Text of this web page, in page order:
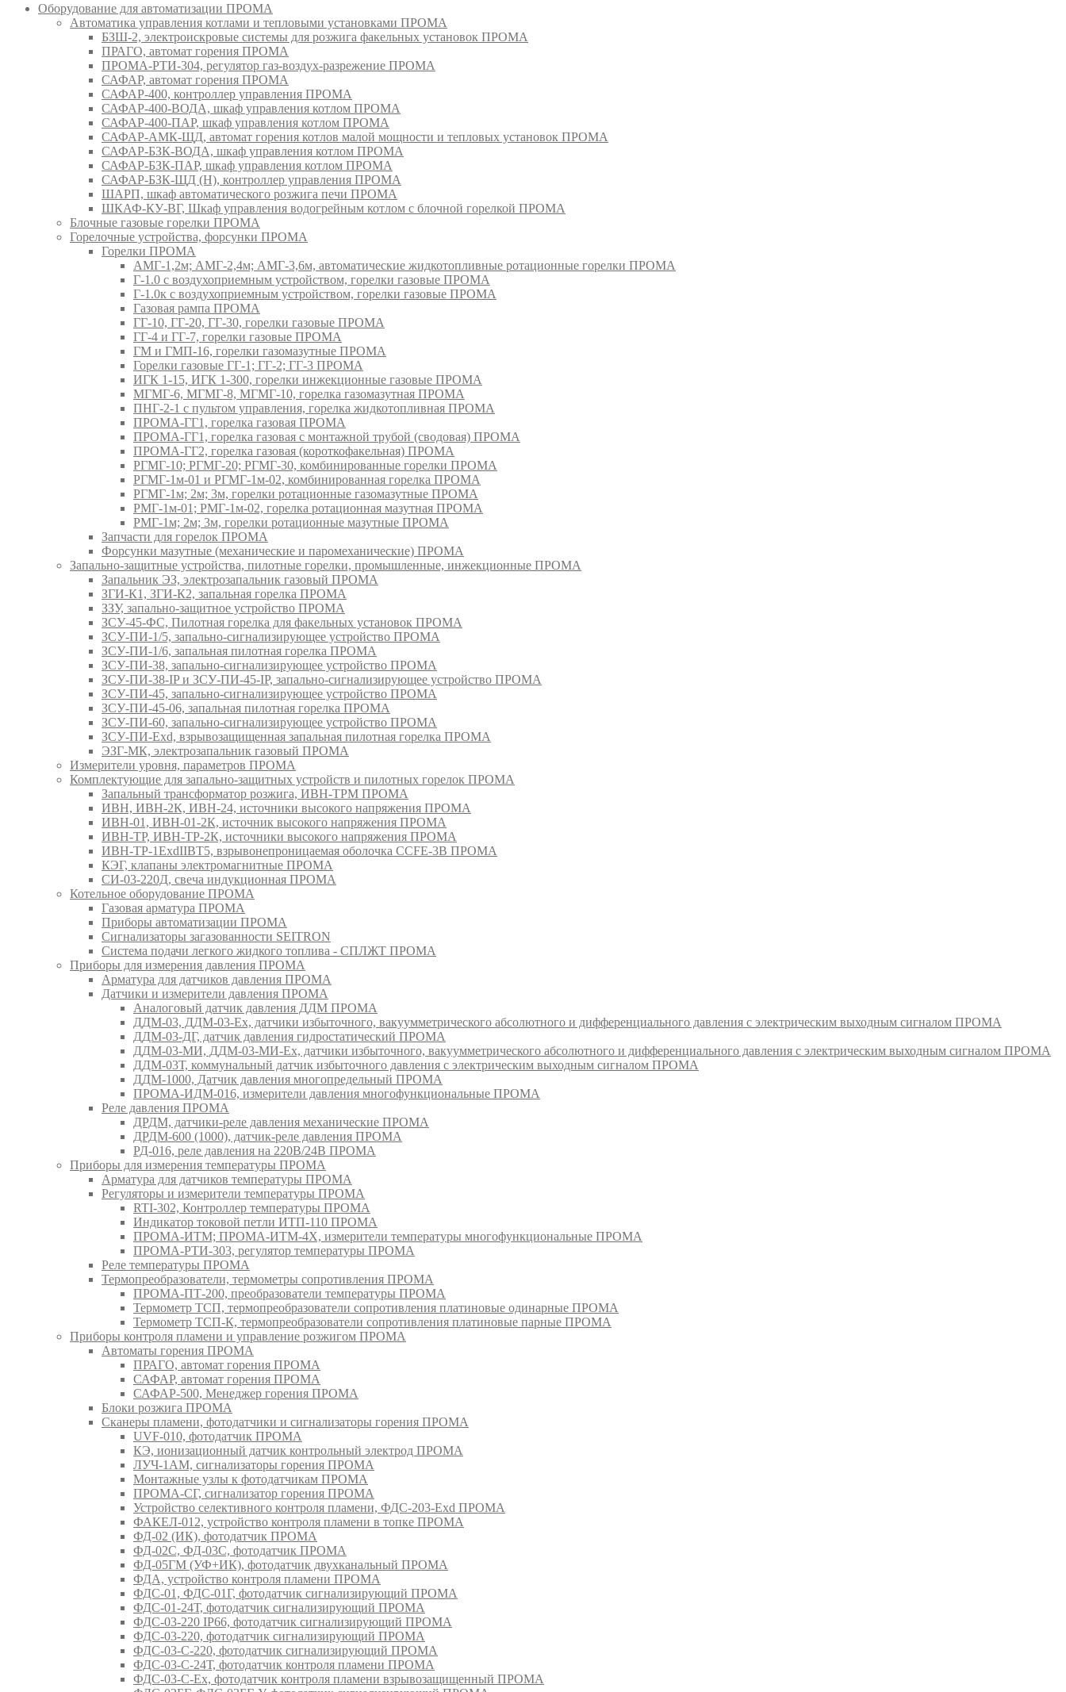
Оборудование для автоматизации ПРОМА
Автоматика управления котлами и тепловыми установками ПРОМА
БЗШ-2, электроискровые системы для розжига факельных установок ПРОМА
ПРАГО, автомат горения ПРОМА
ПРОМА-РТИ-304, регулятор газ-воздух-разрежение ПРОМА
САФАР, автомат горения ПРОМА
САФАР-400, контроллер управления ПРОМА
САФАР-400-ВОДА, шкаф управления котлом ПРОМА
САФАР-400-ПАР, шкаф управления котлом ПРОМА
САФАР-АМК-ЩД, автомат горения котлов малой мощности и тепловых установок ПРОМА
САФАР-БЗК-ВОДА, шкаф управления котлом ПРОМА
САФАР-БЗК-ПАР, шкаф управления котлом ПРОМА
САФАР-БЗК-ЩД (Н), контроллер управления ПРОМА
ШАРП, шкаф автоматического розжига печи ПРОМА
ШКАФ-КУ-ВГ, Шкаф управления водогрейным котлом с блочной горелкой ПРОМА
Блочные газовые горелки ПРОМА
Горелочные устройства, форсунки ПРОМА
Горелки ПРОМА
АМГ-1,2м; АМГ-2,4м; АМГ-3,6м, автоматические жидкотопливные ротационные горелки ПРОМА
Г-1.0 с воздухоприемным устройством, горелки газовые ПРОМА
Г-1.0к с воздухоприемным устройством, горелки газовые ПРОМА
Газовая рампа ПРОМА
ГГ-10, ГГ-20, ГГ-30, горелки газовые ПРОМА
ГГ-4 и ГГ-7, горелки газовые ПРОМА
ГМ и ГМП-16, горелки газомазутные ПРОМА
Горелки газовые ГГ-1; ГГ-2; ГГ-3 ПРОМА
ИГК 1-15, ИГК 1-300, горелки инжекционные газовые ПРОМА
МГМГ-6, МГМГ-8, МГМГ-10, горелка газомазутная ПРОМА
ПНГ-2-1 с пультом управления, горелка жидкотопливная ПРОМА
ПРОМА-ГГ1, горелка газовая ПРОМА
ПРОМА-ГГ1, горелка газовая с монтажной трубой (сводовая) ПРОМА
ПРОМА-ГГ2, горелка газовая (короткофакельная) ПРОМА
РГМГ-10; РГМГ-20; РГМГ-30, комбинированные горелки ПРОМА
РГМГ-1м-01 и РГМГ-1м-02, комбинированная горелка ПРОМА
РГМГ-1м; 2м; 3м, горелки ротационные газомазутные ПРОМА
РМГ-1м-01; РМГ-1м-02, горелка ротационная мазутная ПРОМА
РМГ-1м; 2м; 3м, горелки ротационные мазутные ПРОМА
Запчасти для горелок ПРОМА
Форсунки мазутные (механические и паромеханические) ПРОМА
Запально-защитные устройства, пилотные горелки, промышленные, инжекционные ПРОМА
Запальник ЭЗ, электрозапальник газовый ПРОМА
ЗГИ-К1, ЗГИ-К2, запальная горелка ПРОМА
ЗЗУ, запально-защитное устройство ПРОМА
ЗСУ-45-ФС, Пилотная горелка для факельных установок ПРОМА
ЗСУ-ПИ-1/5, запально-сигнализирующее устройство ПРОМА
ЗСУ-ПИ-1/6, запальная пилотная горелка ПРОМА
ЗСУ-ПИ-38, запально-сигнализирующее устройство ПРОМА
ЗСУ-ПИ-38-IP и ЗСУ-ПИ-45-IP, запально-сигнализирующее устройство ПРОМА
ЗСУ-ПИ-45, запально-сигнализирующее устройство ПРОМА
ЗСУ-ПИ-45-06, запальная пилотная горелка ПРОМА
ЗСУ-ПИ-60, запально-сигнализирующее устройство ПРОМА
ЗСУ-ПИ-Exd, взрывозащищенная запальная пилотная горелка ПРОМА
ЭЗГ-МК, электрозапальник газовый ПРОМА
Измерители уровня, параметров ПРОМА
Комплектующие для запально-защитных устройств и пилотных горелок ПРОМА
Запальный трансформатор розжига, ИВН-ТРМ ПРОМА
ИВН, ИВН-2К, ИВН-24, источники высокого напряжения ПРОМА
ИВН-01, ИВН-01-2К, источник высокого напряжения ПРОМА
ИВН-ТР, ИВН-ТР-2К, источники высокого напряжения ПРОМА
ИВН-ТР-1ExdIIBT5, взрывонепроницаемая оболочка CCFE-3B ПРОМА
КЭГ, клапаны электромагнитные ПРОМА
СИ-03-220Д, свеча индукционная ПРОМА
Котельное оборудование ПРОМА
Газовая арматура ПРОМА
Приборы автоматизации ПРОМА
Сигнализаторы загазованности SEITRON
Система подачи легкого жидкого топлива - СПЛЖТ ПРОМА
Приборы для измерения давления ПРОМА
Арматура для датчиков давления ПРОМА
Датчики и измерители давления ПРОМА
Аналоговый датчик давления ДДМ ПРОМА
ДДМ-03, ДДМ-03-Ех, датчики избыточного, вакуумметрического абсолютного и дифференциального давления с электрическим выходным сигналом ПРОМА
ДДМ-03-ДГ, датчик давления гидростатический ПРОМА
ДДМ-03-МИ, ДДМ-03-МИ-Ех, датчики избыточного, вакуумметрического абсолютного и дифференциального давления с электрическим выходным сигналом ПРОМА
ДДМ-03Т, коммунальный датчик избыточного давления с электрическим выходным сигналом ПРОМА
ДДМ-1000, Датчик давления многопредельный ПРОМА
ПРОМА-ИДМ-016, измерители давления многофункциональные ПРОМА
Реле давления ПРОМА
ДРДМ, датчики-реле давления механические ПРОМА
ДРДМ-600 (1000), датчик-реле давления ПРОМА
РД-016, реле давления на 220В/24В ПРОМА
Приборы для измерения температуры ПРОМА
Арматура для датчиков температуры ПРОМА
Регуляторы и измерители температуры ПРОМА
RTI-302, Контроллер температуры ПРОМА
Индикатор токовой петли ИТП-110 ПРОМА
ПРОМА-ИТМ; ПРОМА-ИТМ-4Х, измерители температуры многофункциональные ПРОМА
ПРОМА-РТИ-303, регулятор температуры ПРОМА
Реле температуры ПРОМА
Термопреобразователи, термометры сопротивления ПРОМА
ПРОМА-ПТ-200, преобразователи температуры ПРОМА
Термометр ТСП, термопреобразователи сопротивления платиновые одинарные ПРОМА
Термометр ТСП-К, термопреобразователи сопротивления платиновые парные ПРОМА
Приборы контроля пламени и управление розжигом ПРОМА
Автоматы горения ПРОМА
ПРАГО, автомат горения ПРОМА
САФАР, автомат горения ПРОМА
САФАР-500, Менеджер горения ПРОМА
Блоки розжига ПРОМА
Сканеры пламени, фотодатчики и сигнализаторы горения ПРОМА
UVF-010, фотодатчик ПРОМА
КЭ, ионизационный датчик контрольный электрод ПРОМА
ЛУЧ-1АМ, сигнализаторы горения ПРОМА
Монтажные узлы к фотодатчикам ПРОМА
ПРОМА-СГ, сигнализатор горения ПРОМА
Устройство селективного контроля пламени, ФДС-203-Exd ПРОМА
ФАКЕЛ-012, устройство контроля пламени в топке ПРОМА
ФД-02 (ИК), фотодатчик ПРОМА
ФД-02С, ФД-03С, фотодатчик ПРОМА
ФД-05ГМ (УФ+ИК), фотодатчик двухканальный ПРОМА
ФДА, устройство контроля пламени ПРОМА
ФДС-01, ФДС-01Г, фотодатчик сигнализирующий ПРОМА
ФДС-01-24Т, фотодатчик сигнализирующий ПРОМА
ФДС-03-220 IP66, фотодатчик сигнализирующий ПРОМА
ФДС-03-220, фотодатчик сигнализирующий ПРОМА
ФДС-03-С-220, фотодатчик сигнализирующий ПРОМА
ФДС-03-С-24Т, фотодатчик контроля пламени ПРОМА
ФДС-03-С-Ex, фотодатчик контроля пламени взрывозащищенный ПРОМА